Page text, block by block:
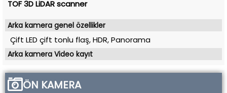
TOF 3D LiDAR scanner
Arka kamera genel özellikler
Çift LED çift tonlu flaş, HDR, Panorama
Arka kamera Video kayıt
ÖN KAMERA